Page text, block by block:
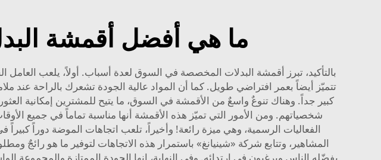
ما هي أفضل أقمشة
بالتأكيد، تبرز أقمشة البدلات المخصصة في السوق لعدة أسباب. أولاً، يلعب
تتميّز أيضاً بعمر افتراضي طويل. كما أن المواد عالية الجودة تشعرك بالراحة عند
كبير جداً. وهناك تنوعٌ واسعٌ من الأقمشة في السوق، ما يتيح للمشترين إمكانية
شخصياتهم. ومن الأمور التي تميّز هذه الأقمشة أنها مناسبة تماماً في جميع
الفعاليات الرسمية، وهي ميزة رائعة! وأخيراً، تلعب اتجاهات الموضة دوراً
المشاهير، وتتابع شركة «شينيانغ» باستمرار هذه الاتجاهات لتوفير ما هو